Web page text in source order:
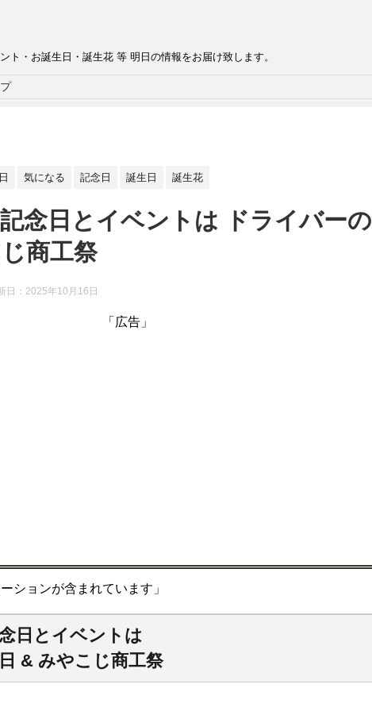
ト・お誕生日・誕生花 等 明日の情報をお届け致します。
気になる 記念日 誕生日 誕生花
念日とイベントは ドライバーの
商工祭
日： 2025年10月16日
「広告」
ションが含まれています」
日とイベントは
& みやこじ商工祭